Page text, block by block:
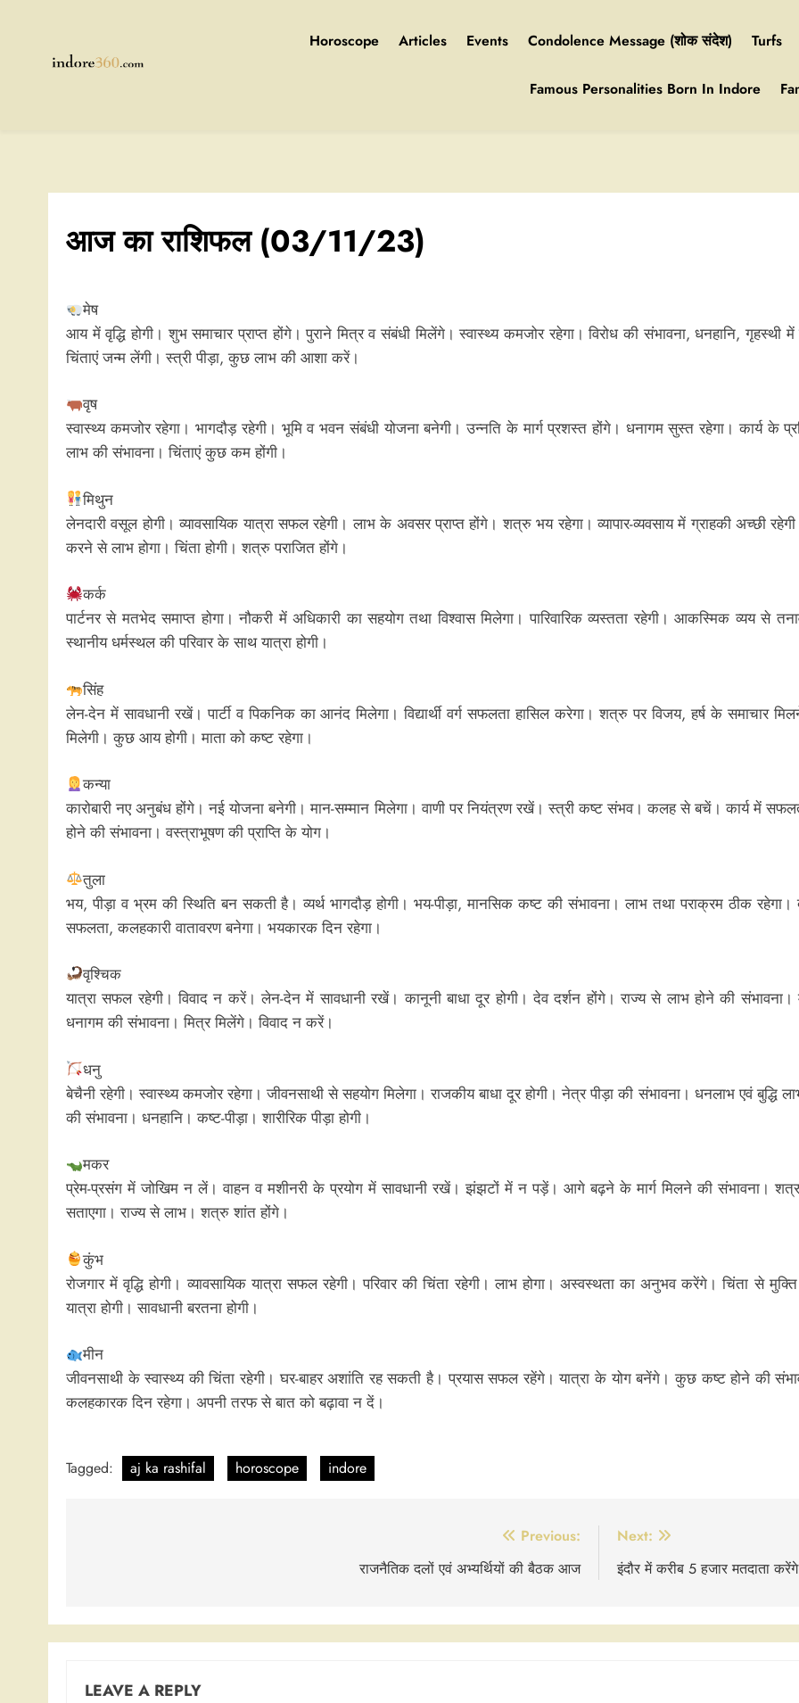
Horoscope Articles Events Condolence Message (शोक संदेश) Turfs
Famous Personalities Born In Indore
आज का राशिफल (03/11/23)
मेष
आय में वृद्धि होगी। शुभ समाचार प्राप्त होंगे। पुराने मित्र व संबंधी मिलेंगे। स्वास्थ्य कमजोर रहेगा। विरोध की संभावना, धनहानि,
चिंताएं जन्म लेंगी। स्त्री पीड़ा, कुछ लाभ की आशा करें।
वृष
स्वास्थ्य कमजोर रहेगा। भागदौड़ रहेगी। भूमि व भवन संबंधी योजना बनेगी। उन्नति के मार्ग प्रशस्त होंगे। धनागम सुस्त रहेगा। कार्य
लाभ की संभावना। चिंताएं कुछ कम होंगी।
मिथुन
लेनदारी वसूल होगी। व्यावसायिक यात्रा सफल रहेगी। लाभ के अवसर प्राप्त होंगे। शत्रु भय रहेगा। व्यापार-व्यवसाय में ग्राहकी अच्छी
करने से लाभ होगा। चिंता होगी। शत्रु पराजित होंगे।
कर्क
पार्टनर से मतभेद समाप्त होगा। नौकरी में अधिकारी का सहयोग तथा विश्वास मिलेगा। पारिवारिक व्यस्तता रहेगी। आकस्मिक व्यय से
स्थानीय धर्मस्थल की परिवार के साथ यात्रा होगी।
सिंह
लेन-देन में सावधानी रखें। पार्टी व पिकनिक का आनंद मिलेगा। विद्यार्थी वर्ग सफलता हासिल करेगा। शत्रु पर विजय, हर्ष के समाचार
मिलेगी। कुछ आय होगी। माता को कष्ट रहेगा।
कन्या
कारोबारी नए अनुबंध होंगे। नई योजना बनेगी। मान-सम्मान मिलेगा। वाणी पर नियंत्रण रखें। स्त्री कष्ट संभव। कलह से बचें। कार्य में
होने की संभावना। वस्त्राभूषण की प्राप्ति के योग।
तुला
भय, पीड़ा व भ्रम की स्थिति बन सकती है। व्यर्थ भागदौड़ होगी। भय-पीड़ा, मानसिक कष्ट की संभावना। लाभ तथा पराक्रम ठीक
सफलता, कलहकारी वातावरण बनेगा। भयकारक दिन रहेगा।
वृश्चिक
यात्रा सफल रहेगी। विवाद न करें। लेन-देन में सावधानी रखें। कानूनी बाधा दूर होगी। देव दर्शन होंगे। राज्य से लाभ होने की संभावना।
धनागम की संभावना। मित्र मिलेंगे। विवाद न करें।
धनु
बेचैनी रहेगी। स्वास्थ्य कमजोर रहेगा। जीवनसाथी से सहयोग मिलेगा। राजकीय बाधा दूर होगी। नेत्र पीड़ा की संभावना। धनलाभ एवं
की संभावना। धनहानि। कष्ट-पीड़ा। शारीरिक पीड़ा होगी।
मकर
प्रेम-प्रसंग में जोखिम न लें। वाहन व मशीनरी के प्रयोग में सावधानी रखें। झंझटों में न पड़ें। आगे बढ़ने के मार्ग मिलने की संभावना। शत्रु
सताएगा। राज्य से लाभ। शत्रु शांत होंगे।
कुंभ
रोजगार में वृद्धि होगी। व्यावसायिक यात्रा सफल रहेगी। परिवार की चिंता रहेगी। लाभ होगा। अस्वस्थता का अनुभव करेंगे। चिंता से
यात्रा होगी। सावधानी बरतना होगी।
मीन
जीवनसाथी के स्वास्थ्य की चिंता रहेगी। घर-बाहर अशांति रह सकती है। प्रयास सफल रहेंगे। यात्रा के योग बनेंगे। कुछ कष्ट होने की
कलहकारक दिन रहेगा। अपनी तरफ से बात को बढ़ावा न दें।
Tagged: aj ka rashifal horoscope indore
Previous:
राजनैतिक दलों एवं अभ्यर्थियों की बैठक आज
Next:
इंदौर में करीब 5 हजार मतदाता
LEAVE A REPLY